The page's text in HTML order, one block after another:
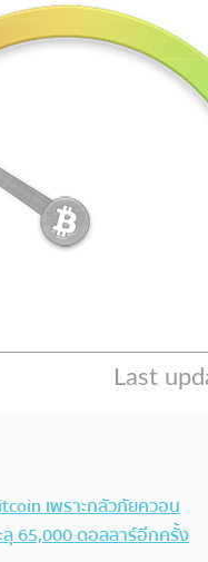
เพราะกลัวภัยควอน
65,000 ดอลลาร์อีกครั้ง